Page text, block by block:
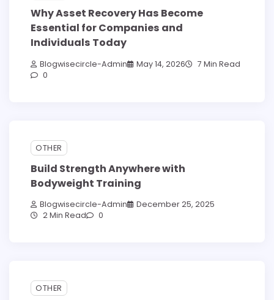
Why Asset Recovery Has Become
Essential for Companies and
Individuals Today
Blogwisecircle-Admin May 14, 2026
7 Min Read
0
OTHER
Build Strength Anywhere with
Bodyweight Training
Blogwisecircle-Admin
December 25, 2025
2 Min Read
0
OTHER